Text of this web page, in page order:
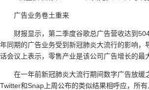
广告业务卷土重来
财报显示，第二季度谷歌总广告营收达到
年同期的广告业务受到新冠肺炎大流行的影响
话会议上表示，零售产业是该公司广告增长的
在一年前新冠肺炎大流行期间数字广告放
Twitter和Snap上周公布的类似结果相呼应，所